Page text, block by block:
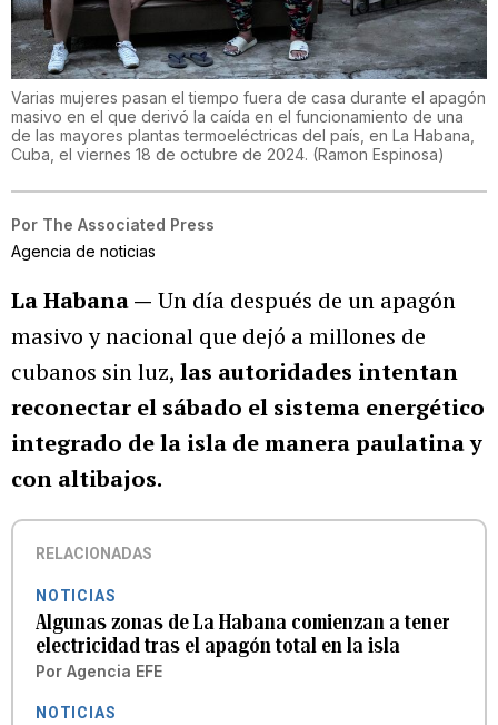
Varias mujeres pasan el tiempo fuera de casa durante el apagón
masivo en el que derivó la caída en el funcionamiento de una
de las mayores plantas termoeléctricas del país, en La Habana,
Cuba, el viernes 18 de octubre de 2024. (Ramon Espinosa)
Por The Associated Press
Agencia de noticias
La Habana — Un día después de un apagón
masivo y nacional que dejó a millones de
cubanos sin luz, las autoridades intentan
reconectar el sábado el sistema energético
integrado de la isla de manera paulatina y
con altibajos.
RELACIONADAS
NOTICIAS
Algunas zonas de La Habana comienzan a tener
electricidad tras el apagón total en la isla
Por Agencia EFE
NOTICIAS